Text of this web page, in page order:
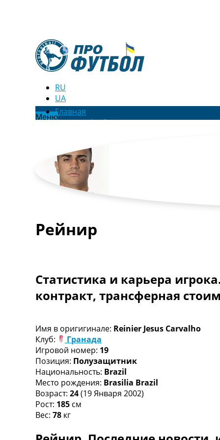
RU
UA
МенюГлавная
Новости футбола
Новости футбола Украины
Последние комментарии
Конкурс прогнозов
Логин
Рейтинги
Турниры
Чемпионат Мира
Англия. Премьер Лига
Испания. Ла Лига
Другие Турниры >>>
Таблицы групп Чемпионата Мира
Украина. Премьер-Лига
Украина. Первая Лига
Лига Чемпионов. Таблицы групп
Англия. Премьер-Лига
Испания. Ла Лига
Все таблицы >>>
Рейтинги
Рейтинг ФИФА
Рейнир
Статистика и карьера
контракт, трансферная
Имя в оригигинале: Reinier Jesus Carvalho
Клуб:
Гранада
Игровой номер: 19
Позиция: Полузащитник
Национальность: Brazil
Место рождения: Brasilia Brazil
Возраст: 24(19 Января 2002)
Рост: 185 см
Вес: 78 кг